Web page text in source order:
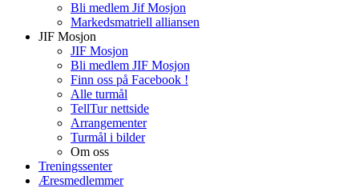
Bli medlem Jif Mosjon
Markedsmatriell alliansen
JIF Mosjon
JIF Mosjon
Bli medlem JIF Mosjon
Finn oss på Facebook !
Alle turmål
TellTur nettside
Arrangementer
Turmål i bilder
Om oss
Treningssenter
Æresmedlemmer